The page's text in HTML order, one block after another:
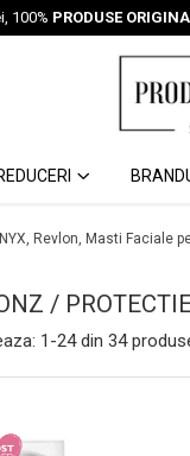
100% PRODUSE
Revlon, Masti Faciale
/
1-24din 34